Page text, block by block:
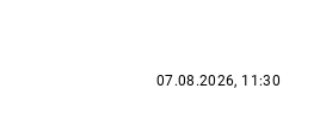
07.08.2026, 11:30